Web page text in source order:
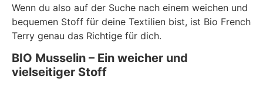
Wenn du also auf der Suche nach einem weichen und
bequemen Stoff für deine Textilien bist, ist Bio French
Terry genau das Richtige für dich.
BIO Musselin – Ein weicher und
vielseitiger Stoff